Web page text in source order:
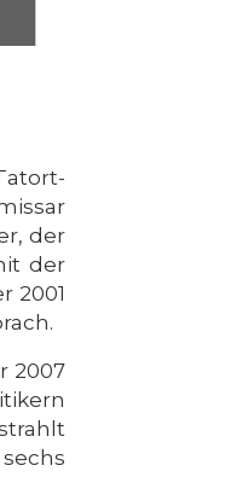
der
der
2001
2007